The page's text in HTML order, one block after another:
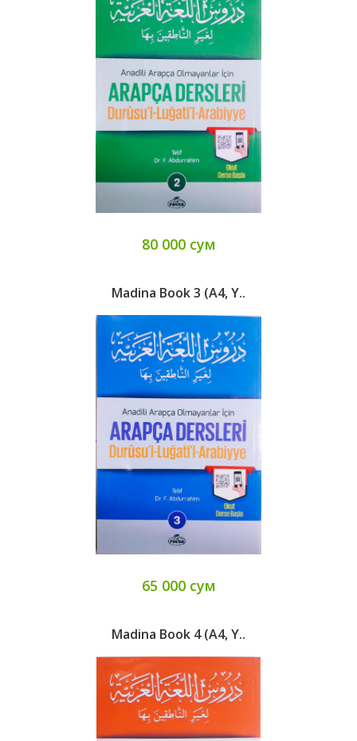
80 000 сум
Madina Book 3 (А4, Y..
65 000 сум
Madina Book 4 (А4, Y..